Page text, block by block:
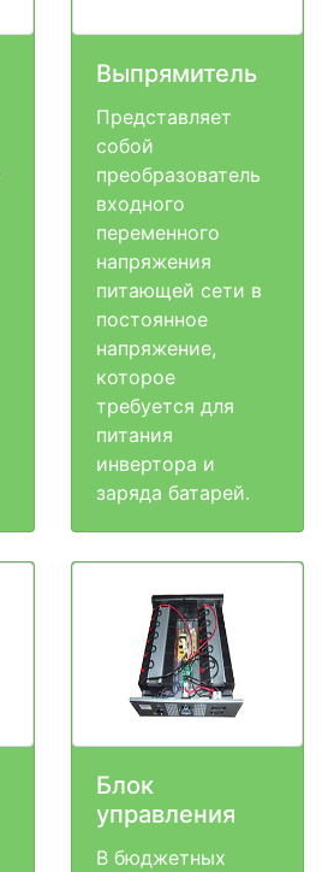
Выпрямитель
Представляет
собой
преобразователь
входного
переменного
напряжения
питающей сети в
постоянное
напряжение,
которое
требуется для
питания
инвертора и
заряда батарей.
Блок
управления
В бюджетных